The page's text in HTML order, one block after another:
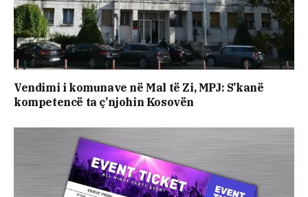
Vendimi i komunave në Mal të Zi, MPJ: S’kanë
kompetencë ta ç’njohin Kosovën